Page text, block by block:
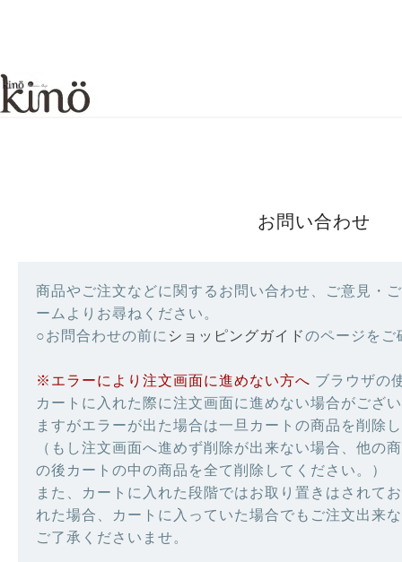
お問い合わせ
商品やご注文などに関するお問い合わせ、ご意見・
ームよりお尋ねください。
○お問合わせの前に ショッピングガイドのページをご
※エラーにより注文画面に進めない方へ ブラウザの
カートに入れた際に注文画面に進めない場合がござ
ますがエラーが出た場合は一旦カートの商品を削除
（もし注文画面へ進めず削除が出来ない場合、他の
の後カートの中の商品を全て削除してください。）
また、カートに入れた段階ではお取り置きはされて
れた場合、カートに入っていた場合でもご注文出来
ご了承くださいませ。